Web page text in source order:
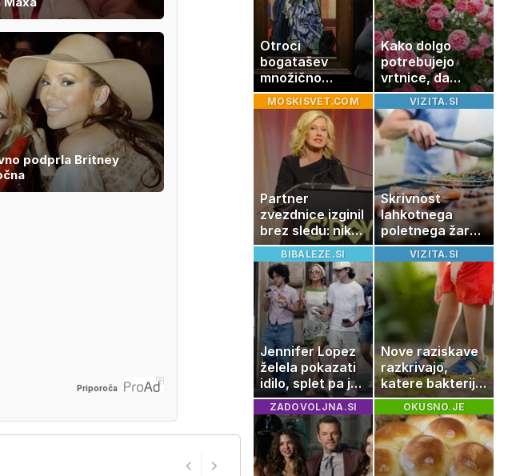
podprla Britney
Priporoča
Otroci
bogatašev
množično
prodajajo
družinske
zbirke: raje
imajo denar kot
umetnine
Kako dolgo
potrebujejo
vrtnice, da
zrastejo? Vse o
rasti, cvetenju
in negi vrtnic
MOSKISVET.COM
Partner
zvezdnice izginil
brez sledu: nikoli
ga niso našli,
nato je prišla še
ena tragedija
VIZITA.SI
Skrivnost
lahkotnega
poletnega žara,
po katerem ne
boste
potrebovali
popoldanskega
spanca
BIBALEZE.SI
Jennifer Lopez
želela pokazati
idilo, splet pa je
razburila ena
stvar
VIZITA.SI
Nove raziskave
razkrivajo,
katere bakterije
na koži privlačijo
komarje
ZADOVOLJNA.SI OKUSNO.JE